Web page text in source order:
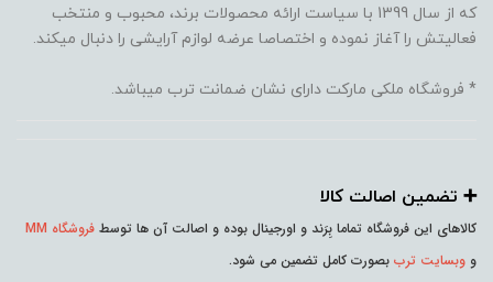
که از سال 1399 با سیاست ارائه محصولات برند، محبوب و منتخب
فعالیتش را آغاز نموده و اختصاصا عرضه لوازم آرایشی را دنبال میکند.
* فروشگاه ملکی مارکت دارای نشان ضمانت ترب میباشد.
➕️ تضمین اصالت کالا
کالاهای این فروشگاه تماما بِرَند و اورجینال بوده و اصالت آن ها توسط فروشگاه MM
و وبسایت ترب بصورت کامل تضمین می شود.